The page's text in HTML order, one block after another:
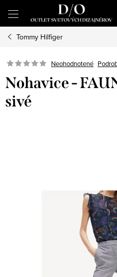
obsah
Tommy Hilfiger
Neohodnotené
Nohavice -
sivé